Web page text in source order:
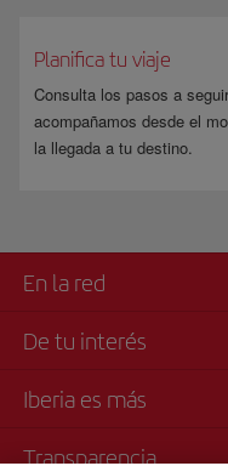
Planifica tu viaje
Consulta los pasos a
acompañamos desde el
la llegada a tu destino.
En la red
De tu interés
Iberia es más
Transparencia